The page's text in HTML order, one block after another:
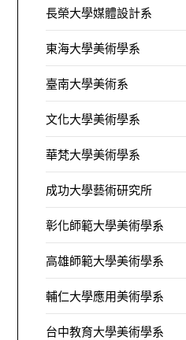
長榮大學媒體設計系
東海大學美術學系
臺南大學美術系
文化大學美術學系
華梵大學美術學系
成功大學藝術研究所
彰化師範大學美術學系
高雄師範大學美術學系
輔仁大學應用美術學系
台中教育大學美術學系